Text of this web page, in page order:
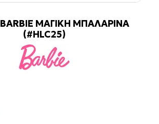
ΜΑΓΙΚΗ ΜΠΑΛΑΡΙΝΑ
(#HLC25)